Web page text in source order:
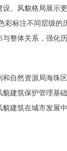
。风貌格局展示
彩标注不同层级的
整体关系，强化
自然资源局海珠
建筑保护管理基
建筑在城市发展